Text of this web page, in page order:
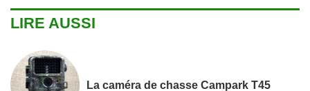
LIRE AUSSI
La caméra de chasse Campark T45